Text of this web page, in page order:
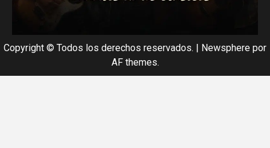
Copyright © Todos los derechos reservados. | Newsphere por
AF themes.